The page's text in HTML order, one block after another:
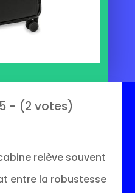
- (2 votes)
relève souvent
entre la robustesse